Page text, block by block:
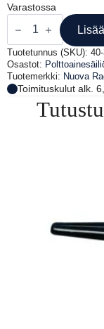
Varastossa
POLTTOAINELIITIN
UROS
1/4"NPT
määrä
Tuotetunnus (SKU):
Osastot:
Tuotemerkki: Nuova
Toimituskulut alk.